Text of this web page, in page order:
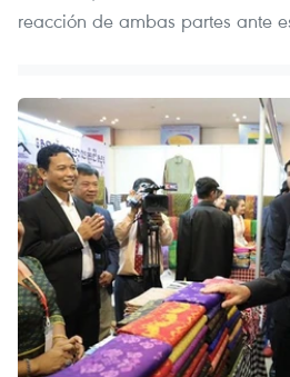
reacción de ambas partes ante